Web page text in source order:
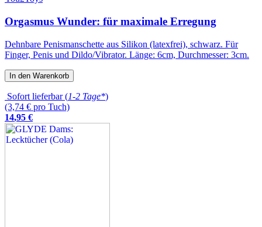
Orgasmus Wunder: für maximale Erregung
Dehnbare Penismanschette aus Silikon (latexfrei), schwarz. Für
Finger, Penis und Dildo/Vibrator. Länge: 6cm, Durchmesser: 3cm.
In den Warenkorb
Sofort lieferbar (1-2 Tage*)
(3,74 € pro Tuch)
14,95 €